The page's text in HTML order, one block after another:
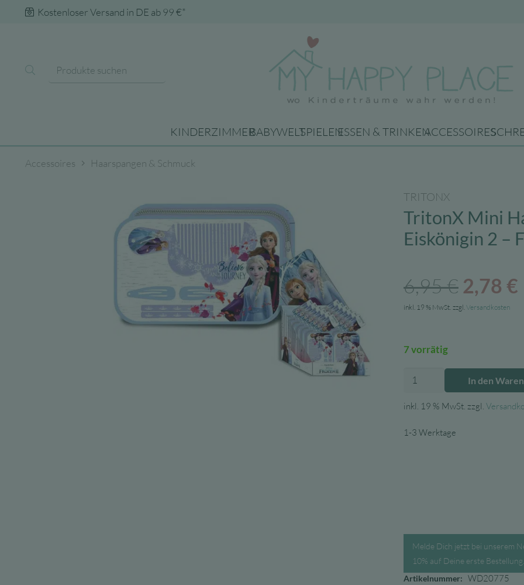
Kostenloser Versand in DE ab 99 €*
KINDERZIMMERBABYWELTSPIELENESSEN & TRINKENACCESSOIRES
Accessoires Haarspangen & Schmuck
TRITONX
TritonX Mini
Eiskönigin 2 –
6,95€
Preis
2,78 €
inkl. 19 % MwSt. zzgl.Versandkosten
7 vorrätig
TritonX
Haarschmuckset
Die
In den
inkl. 19 % MwSt. zzgl.
1-3 Werktage
Melde Dich jetzt bei unserem
10% auf Deine erste Bestellung.
Artikelnummer: WD20775